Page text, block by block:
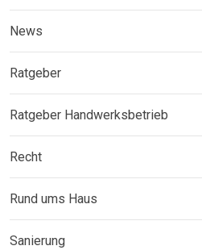
News
Ratgeber
Ratgeber Handwerksbetrieb
Recht
Rund ums Haus
Sanierung